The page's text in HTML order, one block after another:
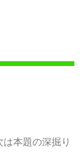
本題の深掘り